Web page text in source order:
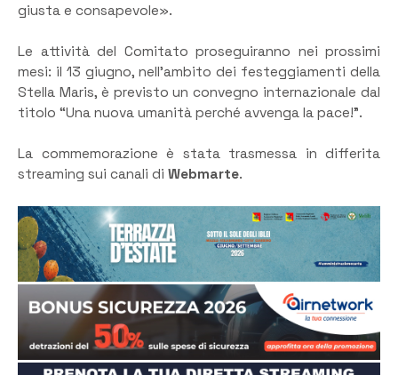
giusta e consapevole».
Le attività del Comitato proseguiranno nei prossimi
mesi: il 13 giugno, nell’ambito dei festeggiamenti della
Stella Maris, è previsto un convegno internazionale dal
titolo “Una nuova umanità perché avvenga la pace!”.
La commemorazione è stata trasmessa in differita
streaming sui canali di Webmarte.